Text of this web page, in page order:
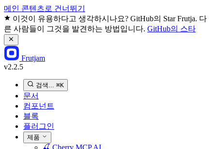
메인 콘텐츠로 건너뛰기
이것이 유용하다고 생각하시나요? GitHub의 Star Frutja. 다
른 사람들이 그것을 발견하는 방법입니다. GitHub의 스타
Frutjam
v2.2.5
검색... ⌘K
문서
컴포넌트
블록
플러그인
제품
🍒 Cherry MCPAI